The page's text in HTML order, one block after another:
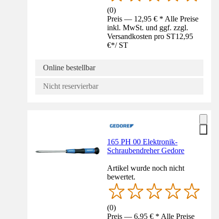
(0)
Preis — 12,95 € * Alle Preise
inkl. MwSt. und ggf. zzgl.
Versandkosten pro ST12,95
€*/ ST
Online bestellbar
Nicht reservierbar
165 PH 00 Elektronik-
Schraubendreher Gedore
Artikel wurde noch nicht
bewertet.
(0)
Preis — 6,95 € * Alle Preise